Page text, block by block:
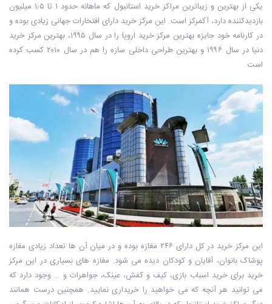
یکی از بهترین و زیباترین مراکز خرید استانبول که ماهانه حدود ۱ تا ۱٫۵ میلیون
بازدیدکننده دارد، آکمرکز است. این مرکز خرید دارای افتخارات جهانی زیادی بوده و
در کارنامه خود جایزه بهترین مرکز خرید اروپا را در سال ۱۹۹۵، بهترین مرکز خرید
دنیا در سال ۱۹۹۶ و بهترین طراحی داخلی سازه را هم در سال ۲۰۱۰ کسب کرده
است.
این مرکز خرید در کل دارای ۲۴۶ مغازه بوده و در میان آن ها تعداد زیادی مغازه
پوشاک بانوان، آقایان و کودکان دیده می شود. مغازه های بسیاری در این مرکز
خرید برای خرید اسباب بازی، کیف و کفش، عینک، جواهرات و … وجود دارد که
می توانید هر آنچه که می خواهید را خریداری نمایید. همچنین درست همانند